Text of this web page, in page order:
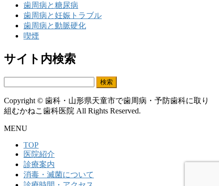
歯周病と糖尿病
歯周病と妊娠トラブル
歯周病と動脈硬化
喫煙
サイト内検索
Copyright © 歯科・山形県天童市で歯周病・予防歯科に取り
組むかねこ歯科医院 All Rights Reserved.
MENU
TOP
医院紹介
診療案内
消毒・滅菌について